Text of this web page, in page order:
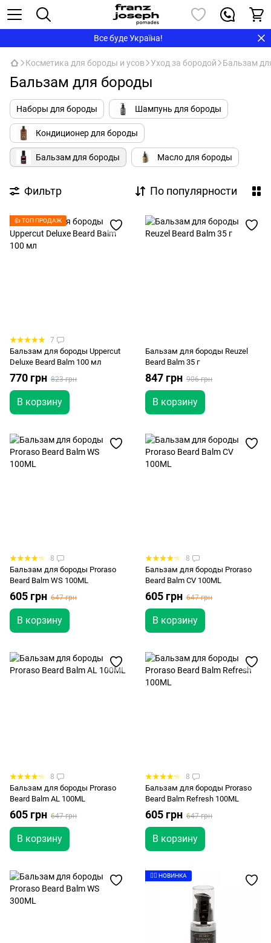
Все буде Україна!
Косметика для бороды и усов Уход за бородой Бальзам
Бальзам для бороды
Наборы для бороды Шампунь для бороды
Кондиционер для бороды
Бальзам для бороды Масло для бороды
Фильтр По популярности
👍 ТОП ПРОДАЖ
7
Бальзам для бороды Uppercut
Deluxe Beard Balm 100 мл
770 грн 823 грн
В корзину
Бальзам для бороды Reuzel
Beard Balm 35 г
847 грн 906 грн
В корзину
8
Бальзам для бороды Proraso
Beard Balm WS 100ML
605 грн 647 грн
В корзину
8
Бальзам для бороды Proraso
Beard Balm CV 100ML
605 грн 647 грн
В корзину
8
Бальзам для бороды Proraso
Beard Balm AL 100ML
605 грн 647 грн
В корзину
8
Бальзам для бороды Proraso
Beard Balm Refresh 100ML
605 грн 647 грн
В корзину
👉🏻 НОВИНКА